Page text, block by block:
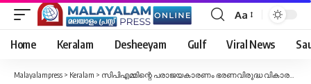
Font
Resizer
Aa
Home Keralam Desheeyam Gulf Viral News
Malayalampress > Keralam > സിപിഎമ്മിന്റെ പരാജയകാരണം ഭരണവിരുദ്ധ വികാരമല്ല സംഘടനാപരമായ വീഴ്ച; പിണറായിക്കെതിരെ കടുത്ത വിമര്‍ശനം